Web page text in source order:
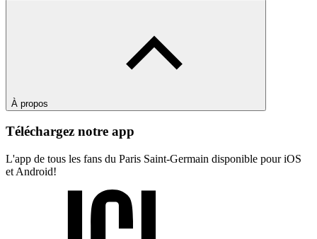
À propos
Téléchargez notre app
L'app de tous les fans du Paris Saint-Germain disponible pour iOS
et Android!